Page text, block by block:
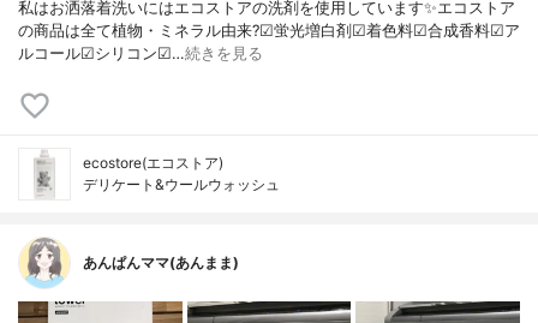
私はお洒落着洗いにはエコストアの洗剤を使用しています✨エコストア
の商品は全て植物・ミネラル由来?☑︎蛍光増白剤☑︎着色料☑︎合成香料☑︎ア
ルコール☑︎シリコン☑…続きを見る
ecostore(エコストア)
デリケート&ウールウォッシュ
あんぱんママ(あんまま)